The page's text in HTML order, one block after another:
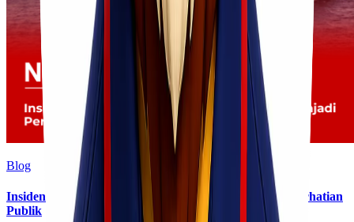
Blog
Insiden Kebakaran KM Mutiara Sentosa II Menjadi Perhatian
Publik